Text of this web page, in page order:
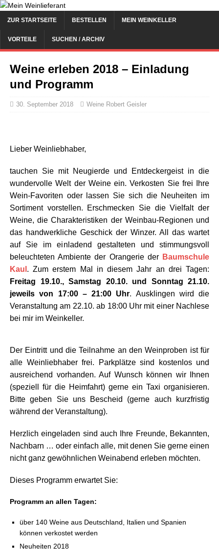
ZUR STARTSEITE BESTELLEN MEIN WEINKELLER
VORTEILE SUCHEN / ARCHIV
Weine erleben 2018 – Einladung
und Programm
30. September 2018 Weine Robert Geisler
Lieber Weinliebhaber,
tauchen Sie mit Neugierde und Entdeckergeist in die
wundervolle Welt der Weine ein. Verkosten Sie frei Ihre
Wein-Favoriten oder lassen Sie sich die Neuheiten im
Sortiment vorstellen. Erschmecken Sie die Vielfalt der
Weine, die Charakteristiken der Weinbau-Regionen und
das handwerkliche Geschick der Winzer. All das wartet
auf Sie im einladend gestalteten und stimmungsvoll
beleuchteten Ambiente der Orangerie der Baumschule
Kaul . Zum erstem Mal in diesem Jahr an drei Tagen:
Freitag 19.10., Samstag 20.10. und Sonntag 21.10.
jeweils von 17:00 – 21:00 Uhr. Ausklingen wird die
Veranstaltung am 22.10. ab 18:00 Uhr mit einer Nachlese
bei mir im Weinkeller.
Der Eintritt und die Teilnahme an den Weinproben ist für
alle Weinliebhaber frei. Parkplätze sind kostenlos und
ausreichend vorhanden. Auf Wunsch können wir Ihnen
(speziell für die Heimfahrt) gerne ein Taxi organisieren.
Bitte geben Sie uns Bescheid (gerne auch kurzfristig
während der Veranstaltung).
Herzlich eingeladen sind auch Ihre Freunde, Bekannten,
Nachbarn … oder einfach alle, mit denen Sie gerne einen
nicht ganz gewöhnlichen Weinabend erleben möchten.
Dieses Programm erwartet Sie:
Programm an allen Tagen:
über 140 Weine aus Deutschland, Italien und Spanien
können verkostet werden
Neuheiten 2018